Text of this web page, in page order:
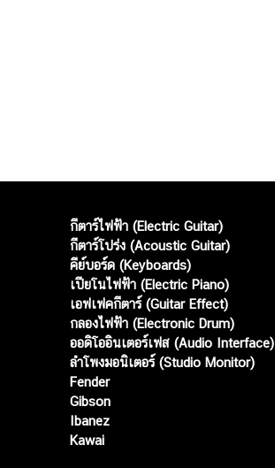
กีตาร์ไฟฟ้า (Electric Guitar)
กีตาร์โปร่ง (Acoustic Guitar)
คีย์บอร์ด (Keyboards)
เปียโนไฟฟ้า (Electric Piano)
เอฟเฟคกีตาร์ (Guitar Effect)
กลองไฟฟ้า (Electronic Drum)
ออดิโออินเตอร์เฟส (Audio Interface)
ลำโพงมอนิเตอร์ (Studio Monitor)
Fender
Gibson
Ibanez
Kawai